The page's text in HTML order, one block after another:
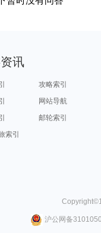
讯
攻略索引
网站导航
邮轮索引
索引
Copyright©
沪公网备